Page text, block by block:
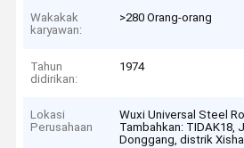
Wakakak
karyawan:
>280 Orang-orang
Tahun
didirikan:
1974
Lokasi
Perusahaan
Wuxi Universal Steel
Tambahkan: TIDAK18,
Donggang, distrik